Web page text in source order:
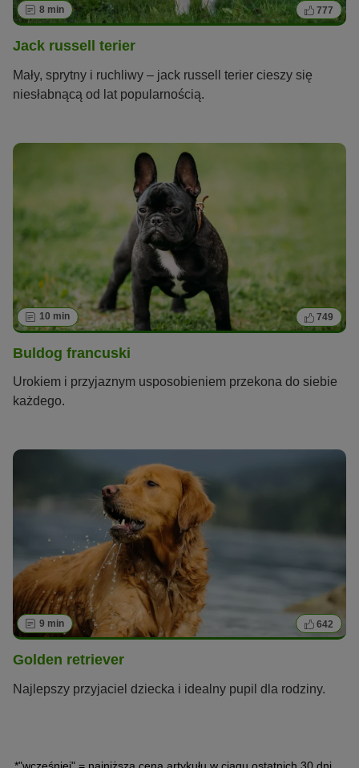
8 min 777
Jack russell terier
Mały, sprytny i ruchliwy – jack russell terier cieszy się
niesłabnącą od lat popularnością.
10 min 749
Buldog francuski
Urokiem i przyjaznym usposobieniem przekona do siebie
każdego.
9 min 642
Golden retriever
Najlepszy przyjaciel dziecka i idealny pupil dla rodziny.